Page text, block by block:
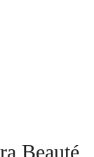
Beauté